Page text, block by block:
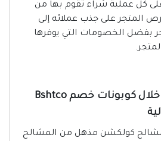
كل عملية شراء تقوم بها من
المتجر على جذب عملائه إلى
بفضل الخصومات التي يوفرها
خصم حتى 30% من خلال كوبونات خصم Bshtco
كولكشن مذهل من المشالح